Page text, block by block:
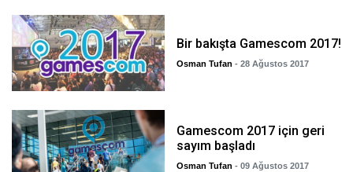
Bir bakışta Gamescom 2017!
Osman Tufan - 28 Ağustos 2017
Gamescom 2017 için geri
sayım başladı
Osman Tufan - 09 Ağustos 2017